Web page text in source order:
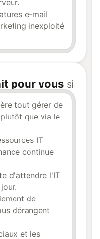
e-mail
inexploité
pour voussi
tout gérer de
que via le
IT
continue
d'attendre l'IT
de
dérangent
et les